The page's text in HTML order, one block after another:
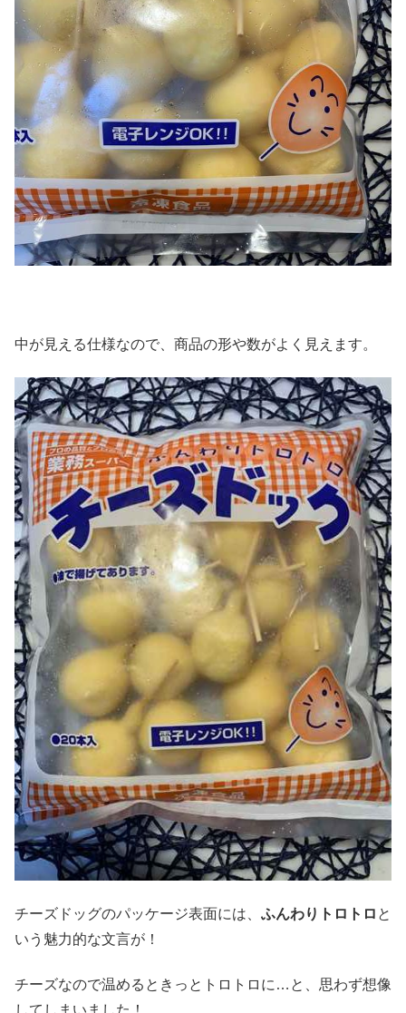
中が見える仕様なので、商品の形や数がよく見えます。
チーズドッグのパッケージ表面には、 ふんわりトロトロ と
いう魅力的な文言が！
チーズなので温めるときっとトロトロに…と、思わず想像
してしまいました！